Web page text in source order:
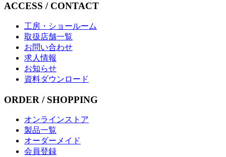
ACCESS / CONTACT
工房・ショールーム
取扱店舗一覧
お問い合わせ
求人情報
お知らせ
資料ダウンロード
ORDER / SHOPPING
オンラインストア
製品一覧
オーダーメイド
会員登録